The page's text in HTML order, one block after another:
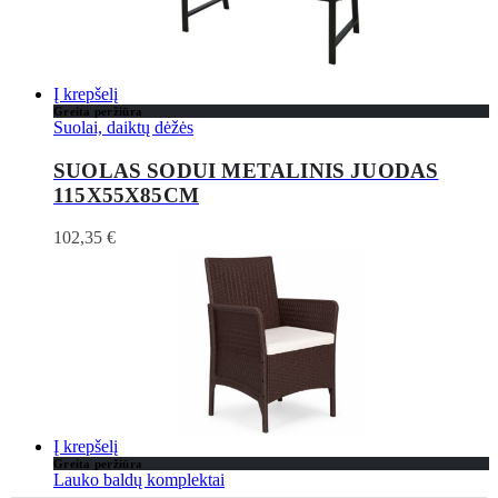
Į krepšelį
Greita peržiūra
Suolai, daiktų dėžės
SUOLAS SODUI METALINIS JUODAS
115X55X85CM
102,35 €
Į krepšelį
Greita peržiūra
Lauko baldų komplektai